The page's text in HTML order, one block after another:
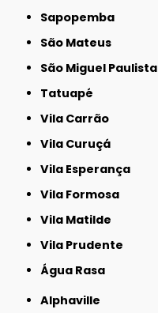
Sapopemba
São Mateus
São Miguel Paulista
Tatuapé
Vila Carrão
Vila Curuçá
Vila Esperança
Vila Formosa
Vila Matilde
Vila Prudente
Água Rasa
Alphaville